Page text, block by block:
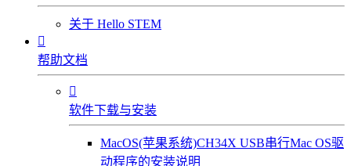
关于 Hello STEM

帮助文档

软件下载与安装
MacOS(苹果系统)CH34X USB串行Mac OS驱
动程序的安装说明